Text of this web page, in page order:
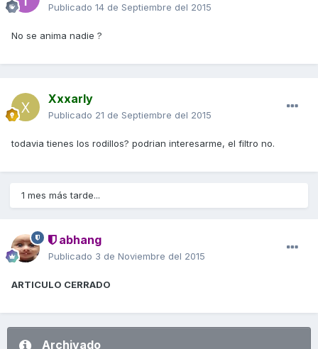
Publicado 14 de Septiembre del 2015
No se anima nadie ?
Xxxarly
Publicado 21 de Septiembre del 2015
todavia tienes los rodillos? podrian interesarme, el filtro no.
1 mes más tarde...
abhang
Publicado 3 de Noviembre del 2015
ARTICULO CERRADO
Archivado